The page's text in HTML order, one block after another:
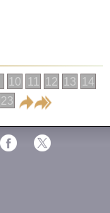
10 11 12 13
14
23